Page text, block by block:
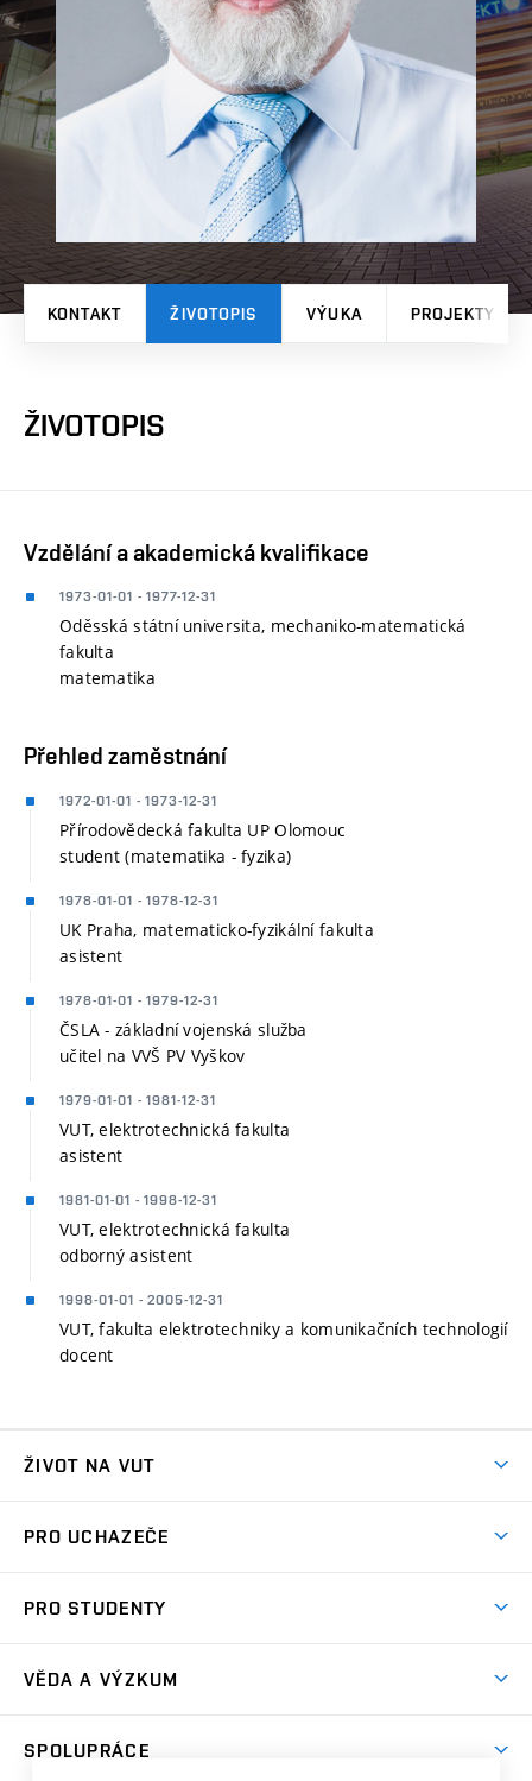
KONTAKT ŽIVOTOPIS VÝUKA PROJEKTY
ŽIVOTOPIS
Vzdělání a akademická kvalifikace
1973-01-01 - 1977-12-31
Oděsská státní universita, mechaniko-matematická
fakulta
matematika
Přehled zaměstnání
1972-01-01 - 1973-12-31
Přírodovědecká fakulta UP Olomouc
student (matematika - fyzika)
1978-01-01 - 1978-12-31
UK Praha, matematicko-fyzikální fakulta
asistent
1978-01-01 - 1979-12-31
ČSLA - základní vojenská služba
učitel na VVŠ PV Vyškov
1979-01-01 - 1981-12-31
VUT, elektrotechnická fakulta
asistent
1981-01-01 - 1998-12-31
VUT, elektrotechnická fakulta
odborný asistent
1998-01-01 - 2005-12-31
VUT, fakulta elektrotechniky a komunikačních technologií
docent
ŽIVOT NA VUT
Koleje
Sport na VUT
Brno
PRO UCHAZEČE
Dny otevřených dveří
Celoživotní vzdělávání
PRO STUDENTY
Harmonogram akademického roku
Zpracování osobních údajů studentů
Sociální bezpečí
VĚDA A VÝZKUM
SPOLUPRÁCE